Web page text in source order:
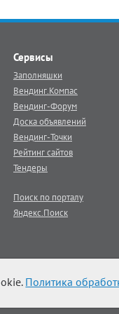
Сервисы
Заполняшки
Вендинг.Компас
Вендинг-Форум
Доска объявлений
Вендинг-Точки
Рейтинг сайтов
Тендеры
Поиск по порталу
Яндекс.Поиск
активная гиперссылка
Политика